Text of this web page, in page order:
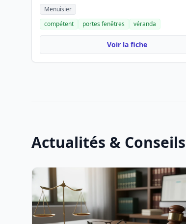
Menuisier
compétent
portes fenêtres véranda
Voir la fiche
Actualités &